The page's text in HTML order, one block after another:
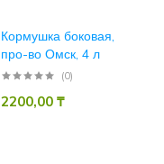
Кормушка боковая,
про-во Омск, 4 л
(0)
2200,00₸